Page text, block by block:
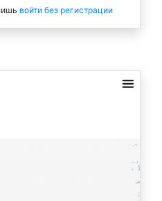
войти без регистрации